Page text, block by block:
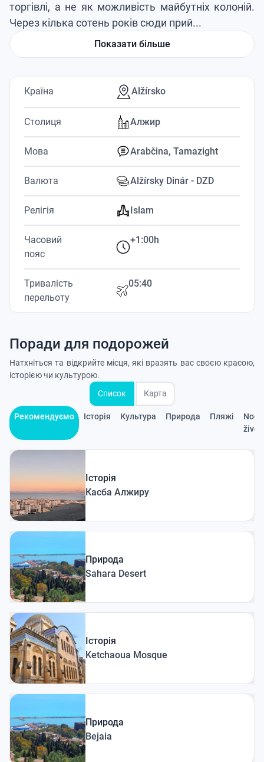
торгівлі, а не як можливість майбутніх колоній.
Через кілька сотень років сюди прий...
Показати більше
Країна Alžírsko
Столиця Алжир
Мова Arabčina, Tamazight
Валюта Alžírsky Dinár - DZD
Релігія Islam
Часовий
пояс
+1:00h
Тривалість
перельоту
05:40
Поради для подорожей
Натхніться та відкрийте місця, які вразять вас своєю красою,
історією чи культурою.
Список
Карта
Рекомендуємо Історія Культура Природа Пляжі
život
Історія
Касба Алжиру
Природа
Sahara Desert
Історія
Ketchaoua Mosque
Природа
Bejaia